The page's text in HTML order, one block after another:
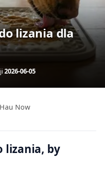
lizania dla
2026-06-05
Now
lizania, by